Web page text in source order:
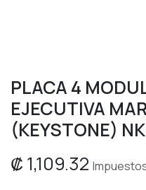
PLACA 4
EJECUTIVA
(KEYSTONE)
₡ 1,109.32